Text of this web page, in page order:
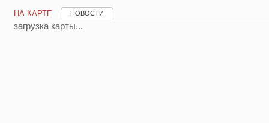
НА КАРТЕ НОВОСТИ
загрузка карты...